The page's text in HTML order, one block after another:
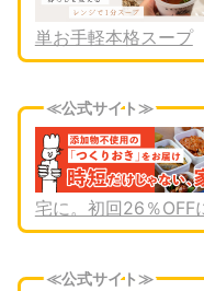
単お手軽本格スープ
≪公式サイト≫
宅に。初回26％OFF
≪公式サイト≫